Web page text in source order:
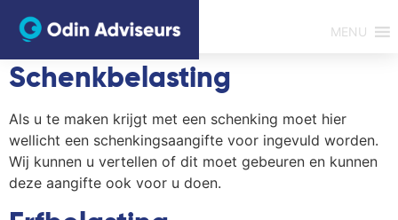
MENU
Schenkbelasting
Als u te maken krijgt met een schenking moet hier
wellicht een schenkingsaangifte voor ingevuld worden.
Wij kunnen u vertellen of dit moet gebeuren en kunnen
deze aangifte ook voor u doen.